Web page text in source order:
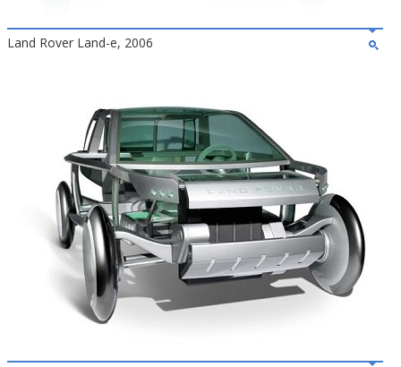
Land Rover Land-e, 2006